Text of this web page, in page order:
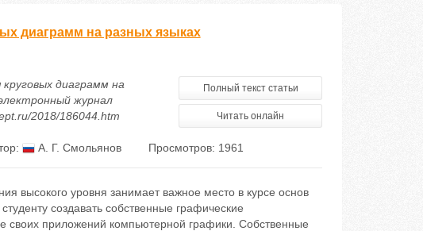
диаграмм на разных языках
диаграмм на
журнал
2018/186044.htm
Полный текст статьи
Читать онлайн
А. Г. Смольянов Просмотров: 1961
высокого уровня занимает важное место в курсе основ
создавать собственные графические
своих приложений компьютерной графики. Собственные